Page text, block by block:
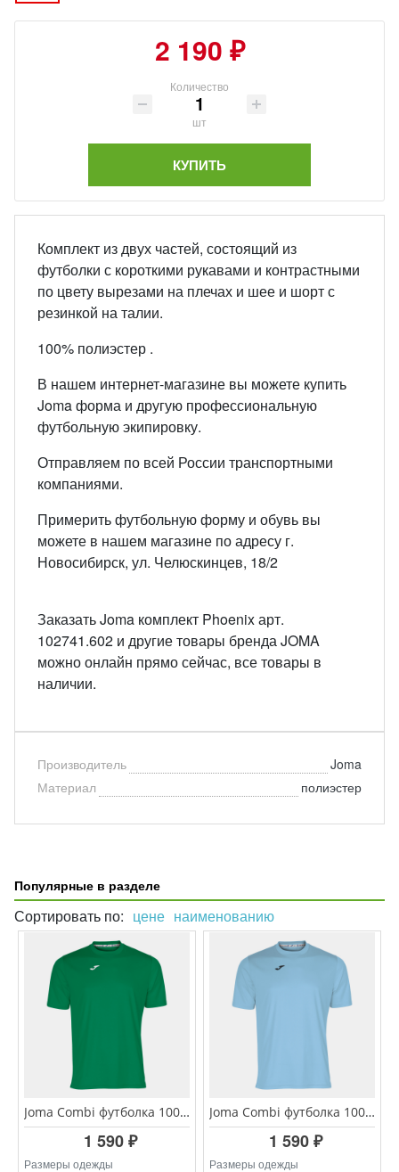
2 190 ₽
Количество
шт
КУПИТЬ
Комплект из двух частей, состоящий из
футболки с короткими рукавами и контрастными
по цвету вырезами на плечах и шее и шорт с
резинкой на талии.
100% полиэстер .
В нашем интернет-магазине вы можете купить
Joma форма и другую профессиональную
футбольную экипировку.
Отправляем по всей России транспортными
компаниями.
Примерить футбольную форму и обувь вы
можете в нашем магазине по адресу г.
Новосибирск, ул. Челюскинцев, 18/2
Заказать Joma комплект Phoenix арт.
102741.602 и другие товары бренда JOMA
можно онлайн прямо сейчас, все товары в
наличии.
Производитель
Joma
Материал
полиэстер
Популярные в разделе
Сортировать по: цене наименованию
Joma Combi футболка 100052.450 зелёная
1 590 ₽
Размеры одежды
Joma Combi футболка 100052.350 голубая
1 590 ₽
Размеры одежды